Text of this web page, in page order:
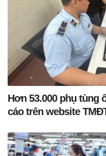
Hơn 53.000 phụ tùng
cáo trên website